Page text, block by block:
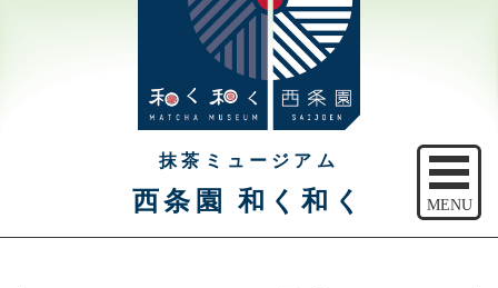
抹茶ミュージアム
西条園 和く和く MENU